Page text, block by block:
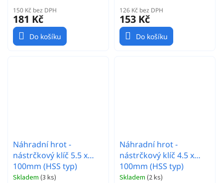
150 Kč bez DPH
181 Kč
Do košíku
126 Kč bez DPH
153 Kč
Do košíku
Náhradní hrot -
nástrčkový klíč 5.5 x
100mm (HSS typ)
Skladem (3 ks)
Náhradní hrot -
nástrčkový klíč 4.5 x
100mm (HSS typ)
Skladem (2 ks)